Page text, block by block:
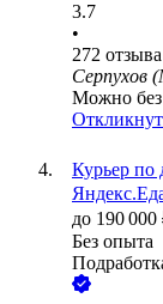
3.7
•
272 отзыва
Серпухов
Можно
Курьер по
до 190 000
Без опыта